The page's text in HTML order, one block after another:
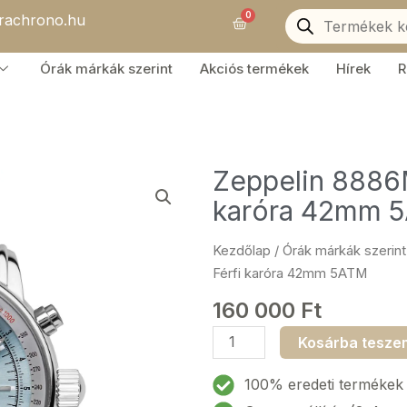
0Kosár
Products
search
Órák márkák szerint Akciós termékek Hírek
Zeppelin
karóra 42mm
Kezdőlap / Órák márkák szerint
Férfi karóra 42mm 5ATM
160 000 Ft
Zeppelin
8886M-
3
Kosárba
100% eredeti termékek